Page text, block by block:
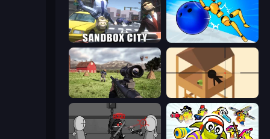
Sandbox City Playground Man! Ragdoll Show!
Dead Zed Elite Sniper